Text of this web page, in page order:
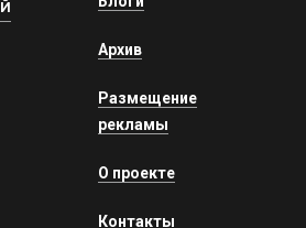
Архив
Размещение
рекламы
О проекте
Контакты